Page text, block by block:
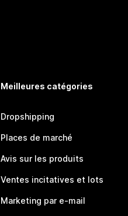
Meilleures catégories
Dropshipping
Places de marché
Avis sur les produits
Ventes incitatives et lots
Marketing par e-mail